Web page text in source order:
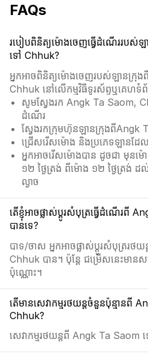
FAQs
របៀបពិនិត្យម៉ោងចេញធ្វើដំណើររបស់
ទៅ Chhuk?
អ្នកអាចពិនិត្យម៉ោងចេញរបស់ឡានក្រុ
Chhuk នៅលើកម្មវិធីទូរស័ព្ទឬគេហទំ
សូមស្វែងរក Angk Ta Saom,
ដំណើរ
ស្វែងរកក្រុមហ៊ុនឡានក្រុងពីAngk
ជ្រើសរើសម៉ោង និងប្រភេទឡានដែល
អ្នកអាចរើសម៉ោងបាន ដូចជា មុន
១២ ថ្ងៃត្រង់ ពីម៉ោង ១២ ថ្ងៃត្រង់
ល្ងាច
តើខ្ញុំអាចផ្លាស់ប្ដូរសំបុត្រធ្វើដំណើរពី
បានទេ?
បាទ/ចាស អ្នកអាចផ្លាស់ប្ដូរសំបុត្ររ
Chhuk បាន។ ប៉ុន្តែ ជម្រើសនេះមាន
ប៉ុណ្ណោះ។
តើមានសេវាកម្មរថយន្តចំនួនប៉ុន្មានពី
Chhuk?
សេវាកម្មរថយន្តពី Angk Ta